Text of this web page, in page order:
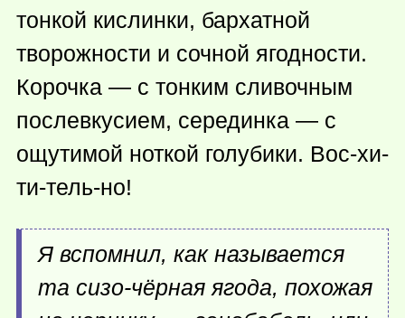
тонкой кислинки, бархатной
творожности и сочной ягодности.
Корочка — с тонким сливочным
послевкусием, серединка — с
ощутимой ноткой голубики. Вос-хи-
ти-тель-но!
Я вспомнил, как называется
та сизо-чёрная ягода, похожая